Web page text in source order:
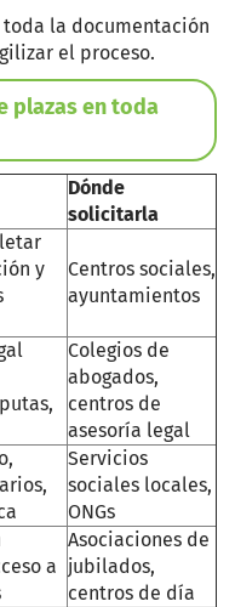
toda la documentación
el proceso.
plazas en toda
Dónde
solicitarla
y
Centros sociales,
ayuntamientos
Colegios de
abogados,
centros de
asesoría legal
Servicios
sociales locales,
ONGs
a
Asociaciones de
jubilados,
centros de día